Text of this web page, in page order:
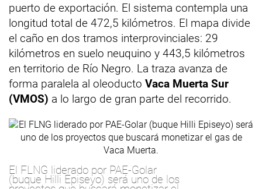
puerto de exportación. El sistema contempla una
longitud total de 472,5 kilómetros. El mapa divide
el caño en dos tramos interprovinciales: 29
kilómetros en suelo neuquino y 443,5 kilómetros
en territorio de Río Negro. La traza avanza de
forma paralela al oleoducto Vaca Muerta Sur
(VMOS) a lo largo de gran parte del recorrido.
El FLNG liderado por PAE-Golar
(buque Hilli Episeyo) será uno de los